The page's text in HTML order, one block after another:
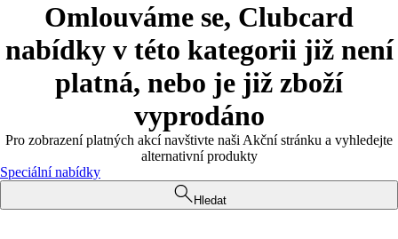
Omlouváme se, Clubcard
nabídky v této kategorii již není
platná, nebo je již zboží
vyprodáno
Pro zobrazení platných akcí navštivte naši Akční stránku a vyhledejte
alternativní produkty
Speciální nabídky
Hledat